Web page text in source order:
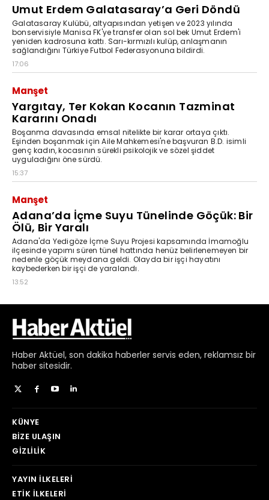
Haber Aktüel, son dakika haberler servis eden, reklamsız bir
haber sitesidir.
KÜNYE
BIZE ULAŞIN
GIZLILIK
YAYIN İLKELERI
ETIK İLKELERI